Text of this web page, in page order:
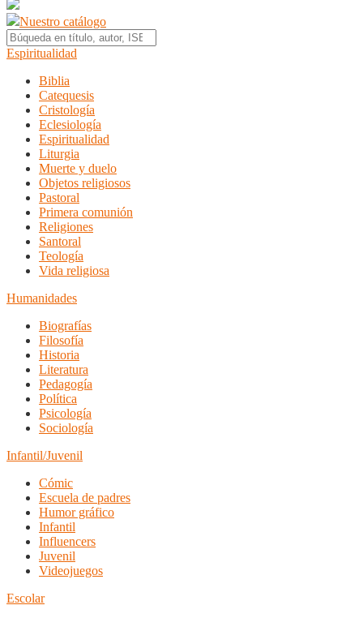
Nuestro catálogo
Espiritualidad
Biblia
Catequesis
Cristología
Eclesiología
Espiritualidad
Liturgia
Muerte y duelo
Objetos religiosos
Pastoral
Primera comunión
Religiones
Santoral
Teología
Vida religiosa
Humanidades
Biografías
Filosofía
Historia
Literatura
Pedagogía
Política
Psicología
Sociología
Infantil/Juvenil
Cómic
Escuela de padres
Humor gráfico
Infantil
Influencers
Juvenil
Videojuegos
Escolar